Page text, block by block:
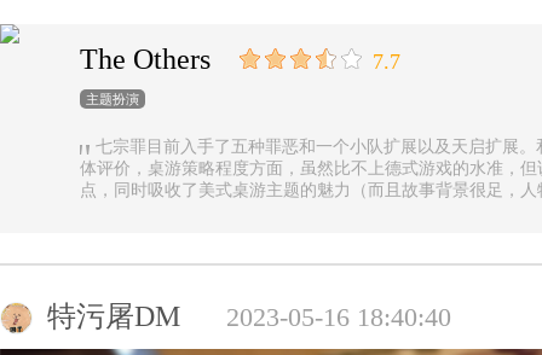
The Others 7.7
主题扮演
七宗罪目前入手了五种罪恶和一个小队扩展以及天启扩展
体评价，桌游策略程度方面，虽然比不上德式游戏的水准，
点，同时吸收了美式桌游主题的魅力（而且故事背景很足，
事推进，化身降临，如若不慎，充满力量的化身必将索去英
罪恶中最有气势的，很不错，而作为拓展中的天启和天启四
特污屠DM 2023-05-16 18:40:40